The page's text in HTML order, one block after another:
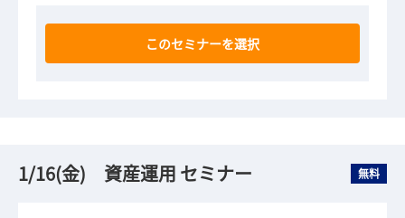
このセミナーを選択
1/16(金) 資産運用 セミナー 無料